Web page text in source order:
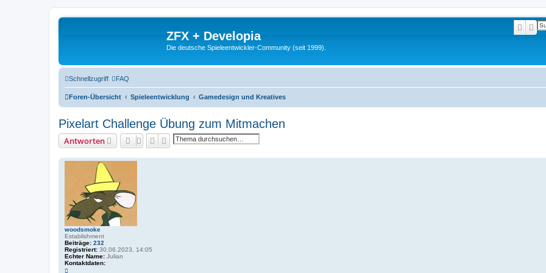
ZFX + Developia
Die deutsche Spieleentwickler-Community (seit 1999).
Suche
Schnellzugriff FAQ
Foren-Übersicht Spieleentwicklung Gamedesign und Kreatives
Pixelart Challenge Übung zum Mitmachen
Antworten SucheErweiterte Suche
woodsmoke
Establishment
Beiträge: 232
Registriert: 30.06.2023, 14:05
Echter Name: Julian
Kontaktdaten: